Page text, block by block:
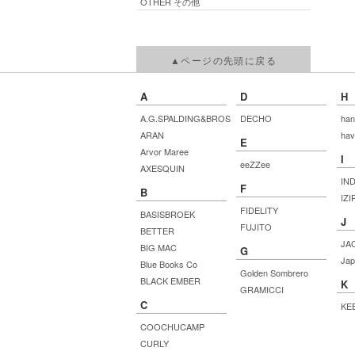
▲ページの先頭に戻る
A
A.G.SPALDING&BROS
ARAN
Arvor Maree
AXESQUIN
B
BASISBROEK
BETTER
BIG MAC
Blue Books Co
BLACK EMBER
C
COOCHUCAMP
CURLY
D
DECHO
E
eeZZee
F
FIDELITY
FUJITO
G
Golden Sombrero
GRAMICCI
H
I
J
K